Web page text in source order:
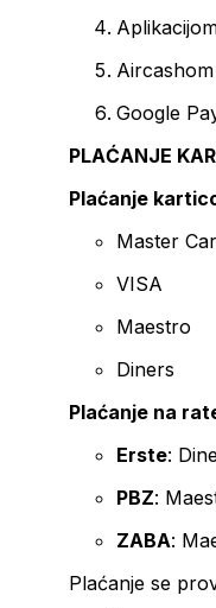
Aircashom
Google
PLAĆANJE
Plaćanje
Master
VISA
Maestro
Diners
Plaćanje na
Erste:
PBZ:
ZABA:
Plaćanje se